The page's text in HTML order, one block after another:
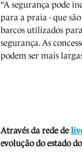
“A segurança pode
para a praia - que
barcos utilizados
segurança. As
podem ser mais
Através da rede de
evolução do estado